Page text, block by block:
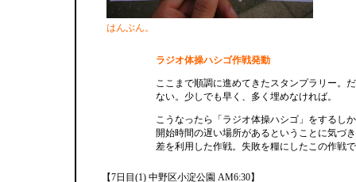
はんぶん。
ラジオ体操ハシゴ作戦発動
ここまで順調に進めてきたスタンプラリー。
ない。少しでも早く、多く埋めなければ。
こうなったら「ラジオ体操ハシゴ」をするし
開始時間の遅い場所があるということに気づ
差を利用した作戦。失敗を糧にしたこの作戦
【7日目(1) 中野区小淀公園 AM6:30】